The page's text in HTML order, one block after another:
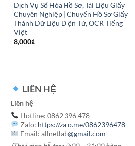
Dịch Vụ Số Hóa Hồ Sơ, Tài Liệu Giấy
Chuyên Nghiệp | Chuyển Hồ Sơ Giấy
Thành Dữ Liệu Điện Tử, OCR Tiếng
Việt
8,000₫
LIÊN HỆ
Liên hệ
Hotline: 0862 396 478
Zalo: https://zalo.me/0862396478
Email: allnetlab@gmail.com